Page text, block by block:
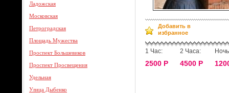
Ладожская
Московская
Петроградская
Площадь Мужества
Проспект Большевиков
Проспект Просвещения
Удельная
Улица Дыбенко
Добавить в
избранное
1 Час:
2500 Р
2 Часа:
4500 Р